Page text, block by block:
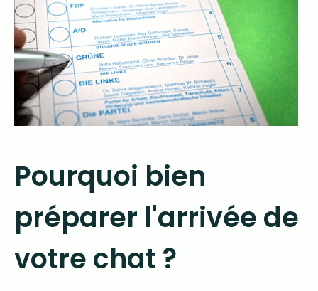
Pourquoi bien
préparer l'arrivée de
votre chat ?